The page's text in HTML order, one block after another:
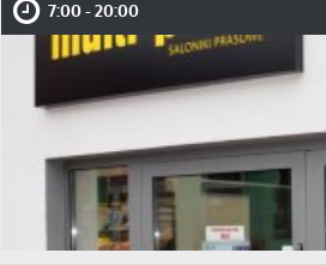
7:00 - 20:00